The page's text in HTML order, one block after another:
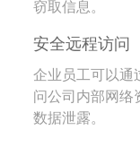
窃取信息。
安全远程访问
企业员工可以通
问公司内部网络
数据泄露。